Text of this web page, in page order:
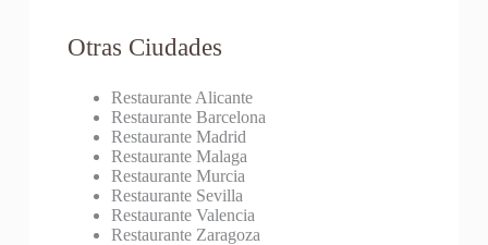
Otras Ciudades
Restaurante Alicante
Restaurante Barcelona
Restaurante Madrid
Restaurante Malaga
Restaurante Murcia
Restaurante Sevilla
Restaurante Valencia
Restaurante Zaragoza